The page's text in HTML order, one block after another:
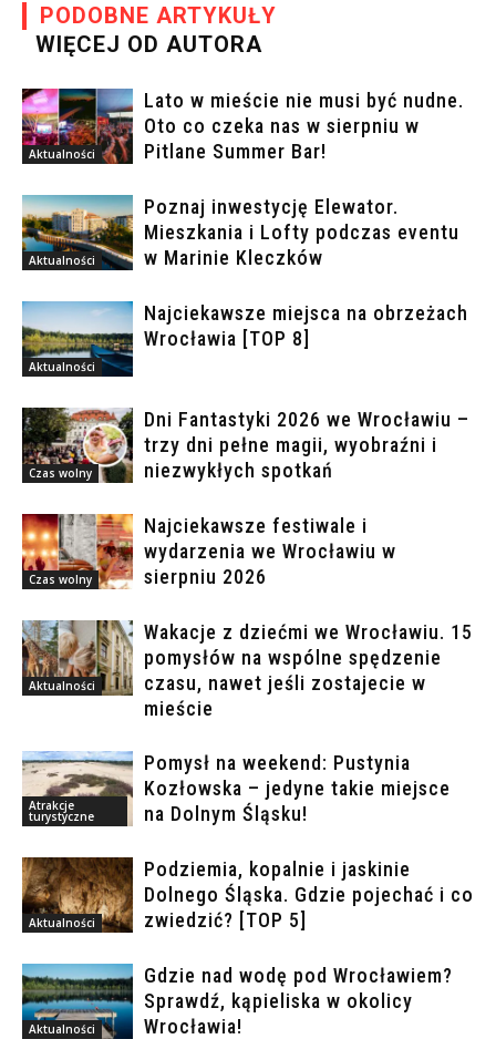
PODOBNE ARTYKUŁY
WIĘCEJ OD AUTORA
Aktualności
Lato w mieście nie musi być nudne.
Oto co czeka nas w sierpniu w
Pitlane Summer Bar!
Aktualności
Poznaj inwestycję Elewator.
Mieszkania i Lofty podczas eventu
w Marinie Kleczków
Aktualności
Najciekawsze miejsca na obrzeżach
Wrocławia [TOP 8]
Czas wolny
Dni Fantastyki 2026 we Wrocławiu –
trzy dni pełne magii, wyobraźni i
niezwykłych spotkań
Czas wolny
Najciekawsze festiwale i
wydarzenia we Wrocławiu w
sierpniu 2026
Aktualności
Wakacje z dziećmi we Wrocławiu. 15
pomysłów na wspólne spędzenie
czasu, nawet jeśli zostajecie w
mieście
Atrakcje
turystyczne
Pomysł na weekend: Pustynia
Kozłowska – jedyne takie miejsce
na Dolnym Śląsku!
Aktualności
Podziemia, kopalnie i jaskinie
Dolnego Śląska. Gdzie pojechać i co
zwiedzić? [TOP 5]
Aktualności
Gdzie nad wodę pod Wrocławiem?
Sprawdź, kąpieliska w okolicy
Wrocławia!